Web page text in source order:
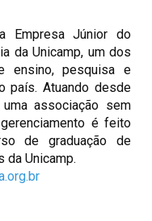
Empresa Júnior do
da Unicamp, um dos
ensino, pesquisa e
país. Atuando desde
associação sem
é feito
de graduação de
da Unicamp.